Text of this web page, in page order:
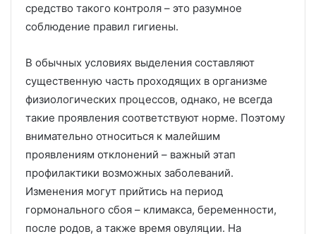
средство такого контроля – это разумное
соблюдение правил гигиены.
В обычных условиях выделения составляют
существенную часть проходящих в организме
физиологических процессов, однако, не всегда
такие проявления соответствуют норме. Поэтому
внимательно относиться к малейшим
проявлениям отклонений – важный этап
профилактики возможных заболеваний.
Изменения могут прийтись на период
гормонального сбоя – климакса, беременности,
после родов, а также время овуляции. На